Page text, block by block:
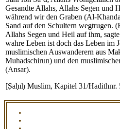
Gesandte Allahs, Allahs Segen und
während wir den Graben (Al-
Sand auf den Schultern wegtrugen.
Allahs Segen und Heil auf ihm,
wahre Leben ist doch das Leben im
muslimischen Auswanderern aus
Muhadschirun) und den
(Ansar).
[Ṣaḥīḥ Muslim, Kapitel 31/Hadithnr.